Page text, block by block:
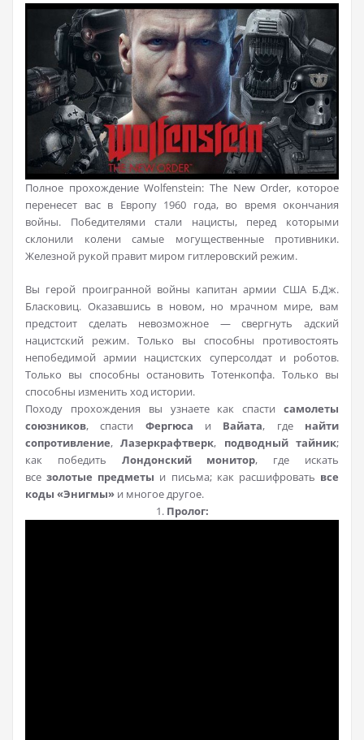
Полное прохождение Wolfenstein: The New Order, которое
перенесет вас в Европу 1960 года, во время окончания
войны. Победителями стали нацисты, перед которыми
склонили колени самые могущественные противники.
Железной рукой правит миром гитлеровский режим.
Вы герой проигранной войны капитан армии США Б.Дж.
Бласковиц. Оказавшись в новом, но мрачном мире, вам
предстоит сделать невозможное — свергнуть адский
нацистский режим. Только вы способны противостоять
непобедимой армии нацистских суперсолдат и роботов.
Только вы способны остановить Тотенкопфа. Только вы
способны изменить ход истории.
Походу прохождения вы узнаете как спасти самолеты
союзников, спасти Фергюса и Вайата, где найти
сопротивление,Лазеркрафтверк, подводный тайник;
как победить Лондонский монитор, где искать
всезолотые предметы и письма; как расшифровать все
коды «Энигмы» и многое другое.
1. Пролог: